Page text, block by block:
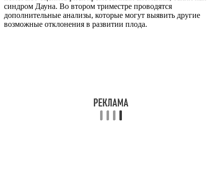
синдром Дауна. Во втором триместре проводятся
дополнительные анализы, которые могут выявить другие
возможные отклонения в развитии плода.